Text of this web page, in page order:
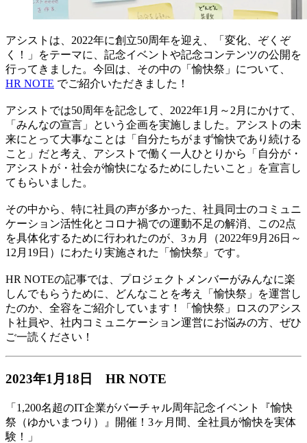
アシストは、2022年に創立50周年を迎え、「変化、ぞくぞ
く！」をテーマに、記念イベントや記念コンテンツの公開を
行ってきました。今回は、その中の「愉快祭」について、
HR NOTE でご紹介いただきました！
アシストでは50周年を記念して、2022年1月～2月にかけて、
「みんなの宣言」という企画を実施しました。アシストの未
来にとって大事なことは「自分たちがまず愉快であり続ける
こと」だと考え、アシストで働く一人ひとりから「自分が・
アシストが・社会が愉快になるためにしたいこと」を宣言し
てもらいました。
その中から、特に社員の声が多かった、社員同士のコミュニ
ケーション活性化とコロナ禍での運動不足の解消、この2点
を具体化するために行われたのが、3ヵ月（2022年9月26日～
12月19日）にわたり実施された「愉快祭」です。
HR NOTEの記事では、プロジェクトメンバーがみんなに楽
しんでもらうために、どんなことを考え「愉快祭」を運営し
たのか、全容をご紹介しています！「愉快祭」ロスのアシス
ト社員や、社内コミュニケーション運営にお悩みの方、ぜひ
ご一読ください！
2023年1月18日 HR NOTE
「1,200名超のIT企業がバーチャル周年記念イベント『愉快
祭（ゆかいまつり）』開催！3ヶ月間、全社員が愉快を実体
験！」